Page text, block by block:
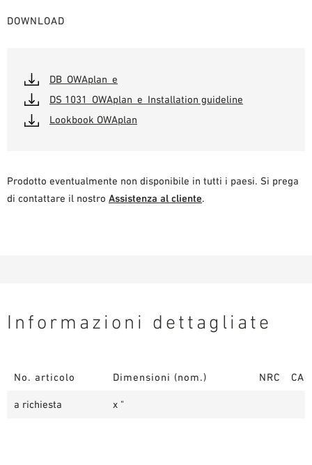
DOWNLOAD
DB_OWAplan_e
DS 1031_OWAplan_e_Installation guideline
Lookbook OWAplan
Prodotto eventualmente non disponibile in tutti i paesi. Si prega
di contattare il nostro Assistenza al cliente.
Informazioni dettagliate
No. articolo Dimensioni (nom.) NRC CAC
a richiesta x "